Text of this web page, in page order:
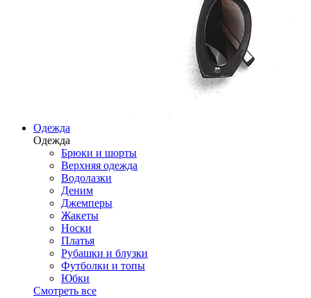
Одежда
Одежда
Брюки и шорты
Верхняя одежда
Водолазки
Деним
Джемперы
Жакеты
Носки
Платья
Рубашки и блузки
Футболки и топы
Юбки
Смотреть все